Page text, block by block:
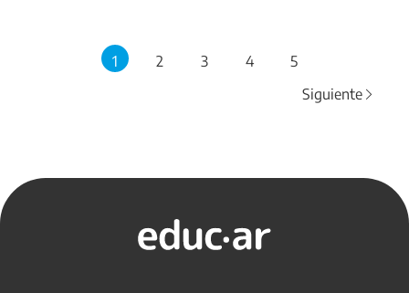
1 2 3 4
5
Siguiente